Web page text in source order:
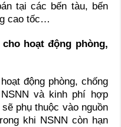
tại các bến tàu, bến
cao tốc…
hoạt động phòng,
động phòng, chống
và kinh phí hợp
phụ thuộc vào nguồn
khi NSNN còn hạn